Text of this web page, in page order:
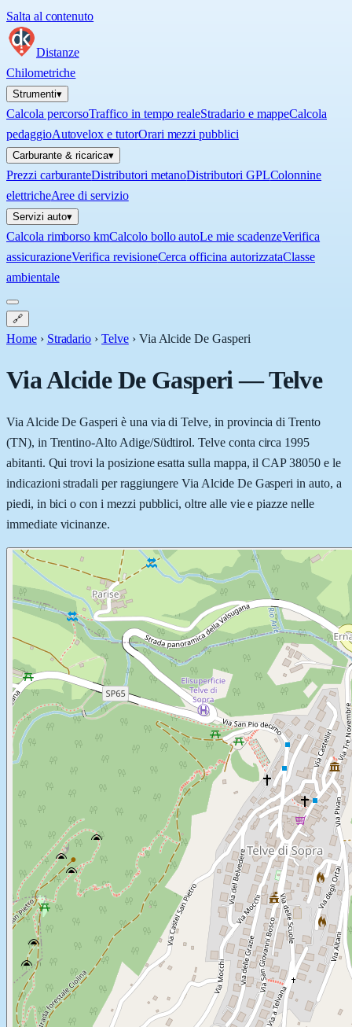
Salta al contenuto
Distanze
Chilometriche
Strumenti▾
Calcola percorsoTraffico in tempo realeStradario e mappeCalcola
pedaggioAutovelox e tutorOrari mezzi pubblici
Carburante & ricarica▾
Prezzi carburanteDistributori metanoDistributori GPLColonnine
elettricheAree di servizio
Servizi auto▾
Calcola rimborso kmCalcolo bollo autoLe mie scadenzeVerifica
assicurazioneVerifica revisioneCerca officina autorizzataClasse
ambientale
🔗
Home › Stradario › Telve › Via Alcide De Gasperi
Via Alcide De Gasperi—Telve
Via Alcide De Gasperi è una via di Telve, in provincia di Trento
(TN), in Trentino-Alto Adige/Südtirol. Telve conta circa 1995
abitanti. Qui trovi la posizione esatta sulla mappa, il CAP 38050 e le
indicazioni stradali per raggiungere Via Alcide De Gasperi in auto, a
piedi, in bici o con i mezzi pubblici, oltre alle vie e piazze nelle
immediate vicinanze.